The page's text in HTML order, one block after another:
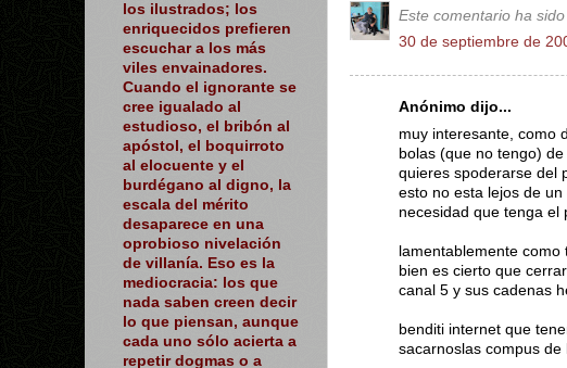
Este comentario ha
30 de septiembre de
Anónimo dijo...
muy interesante, como
bolas (que no tengo)
quieres spoderarse del
esto no esta lejos de
necesidad que tenga el
lamentablemente como
bien es cierto que
canal 5 y sus cadenas
benditi internet que
sacarnoslas compus de
los ilustrados; los
enriquecidos prefieren
escuchar a los más
viles envainadores.
Cuando el ignorante se
cree igualado al
estudioso, el bribón al
apóstol, el boquirroto
al elocuente y el
burdégano al digno, la
escala del mérito
desaparece en una
oprobioso nivelación
de villanía. Eso es la
mediocracia: los que
nada saben creen decir
lo que piensan, aunque
cada uno sólo acierta a
repetir dogmas o a